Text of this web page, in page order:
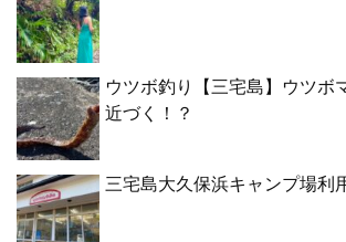
ウツボ釣り【三宅島】ウツボ
近づく！？
三宅島大久保浜キャンプ場利